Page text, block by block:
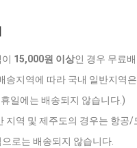
15,000원 이상인 경우 무료
송지역에 따라 국내 일반지역
일에는 배송되지 않습니다.)
지역 및 제주도의 경우는 항공
로는 배송되지 않습니다.